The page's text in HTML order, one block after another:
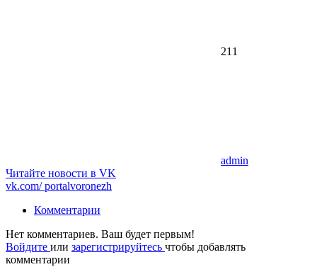
211
admin
Читайте новости в VK
vk.com/portalvoronezh
Комментарии
Нет комментариев. Ваш будет первым!
Войдите или зарегистрируйтесь чтобы добавлять
комментарии